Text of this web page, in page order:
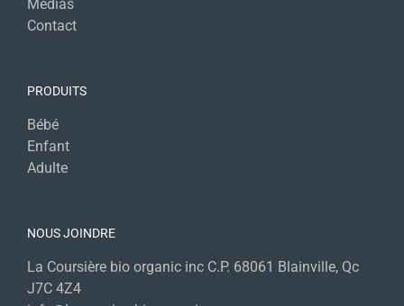
Médias
Contact
PRODUITS
Bébé
Enfant
Adulte
NOUS JOINDRE
La Coursière bio organic inc C.P. 68061 Blainville, Qc
J7C 4Z4